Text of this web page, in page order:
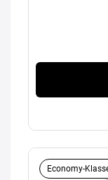
Economy-